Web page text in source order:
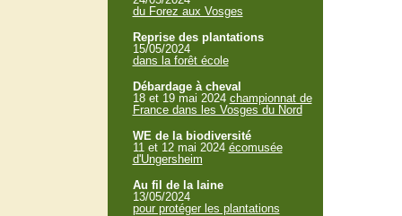
du Forez aux Vosges
Reprise des plantations
15/05/2024
dans la forêt école
Débardage à cheval
18 et 19 mai 2024 championnat de
France dans les Vosges du Nord
WE de la biodiversité
11 et 12 mai 2024 écomusée
d'Ungersheim
Au fil de la laine
13/05/2024
pour protéger les plantations